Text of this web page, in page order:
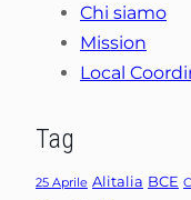
Chi siamo
Mission
Local
Tag
25 Aprile Alitalia BCE